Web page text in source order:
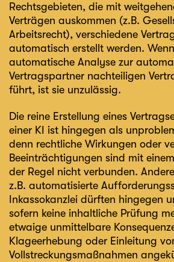
Rechtsgebieten, die mit
Verträgen auskommen (z.B.
Arbeitsrecht), verschiedene
automatisch erstellt werden.
automatische Analyse zur
Vertragspartner nachteiligen
führt, ist sie unzulässig.
Die reine Erstellung eines
einer KI ist hingegen als
denn rechtliche Wirkungen oder
Beeinträchtigungen sind mit
der Regel nicht verbunden.
z.B. automatisierte
Inkassokanzlei dürften hingegen
sofern keine inhaltliche Prüfung
etwaige unmittelbare
Klageerhebung oder Einleitung
Vollstreckungsmaßnahmen